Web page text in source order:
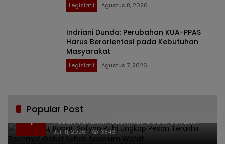
Legislatif Agustus 8, 2026
Indriani Dunda: Perubahan KUA-PPAS
Harus Berorientasi pada Kebutuhan
Masyarakat
Legislatif Agustus 7, 2026
Popular Post
1
Bikin Haru, Bupati Sofyan Puhi Ungkap
Pesan Terakhir Rachmat Gobel Sehari
Sebelum Wafat
Juli 11, 2026 3846